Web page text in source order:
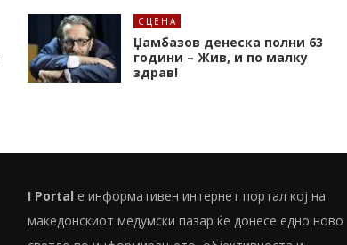
СЦЕНА
Џамбазов денеска полни 63
години – Жив, и по малку
здрав!
I Portal е информативен интернет портал кој на
македонскиот медумски пазар ќе донесе едно ново